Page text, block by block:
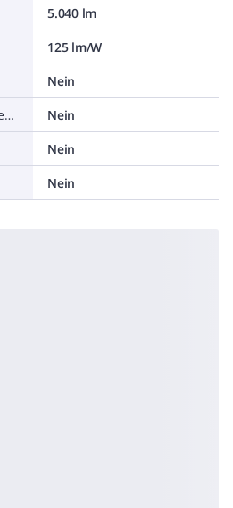
5.040 lm
125 lm/W
Nein
Dimmung Sine Wave Reduction
Nein
Nein
Nein